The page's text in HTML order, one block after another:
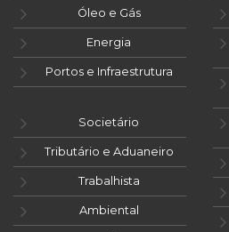
Óleo e Gás
Energia
Portos e Infraestrutura
Societário
Tributário e Aduaneiro
Trabalhista
Ambiental